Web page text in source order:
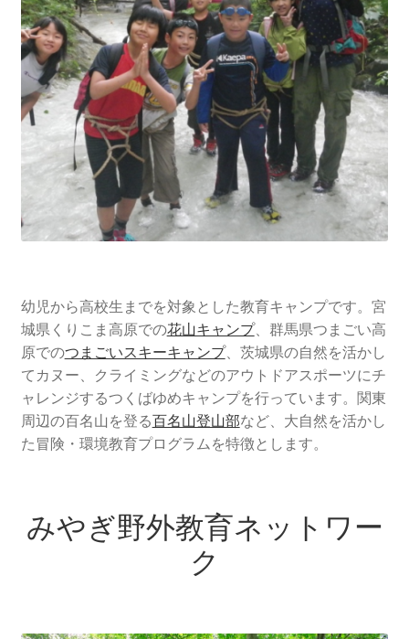
幼児から高校生までを対象とした教育キャンプです。宮
城県くりこま高原での花山キャンプ、群馬県つまごい高
原でのつまごいスキーキャンプ、茨城県の自然を活かし
てカヌー、クライミングなどのアウトドアスポーツにチ
ャレンジするつくばゆめキャンプを行っています。関東
周辺の百名山を登る百名山登山部など、大自然を活かし
た冒険・環境教育プログラムを特徴とします。
みやぎ野外教育ネットワー
ク